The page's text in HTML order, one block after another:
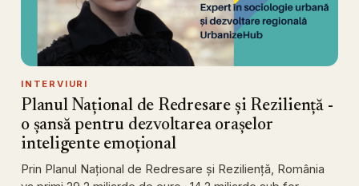
INTERVIURI
Planul Național de Redresare și Reziliență -
o șansă pentru dezvoltarea orașelor
inteligente emoțional
Prin Planul Naţional de Redresare şi Rezilienţă, România